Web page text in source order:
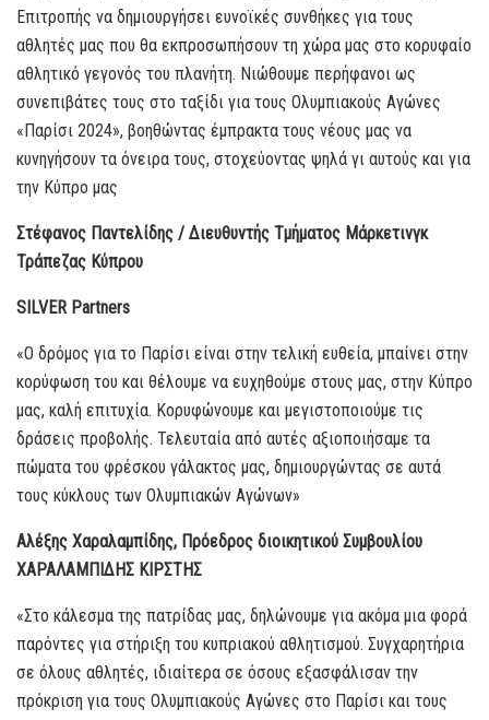
Επιτροπής να δημιουργήσει ευνοϊκές συνθήκες για τους
αθλητές μας που θα εκπροσωπήσουν τη χώρα μας στο κορυφαίο
αθλητικό γεγονός του πλανήτη. Νιώθουμε περήφανοι ως
συνεπιβάτες τους στο ταξίδι για τους Ολυμπιακούς Αγώνες
«Παρίσι 2024», βοηθώντας έμπρακτα τους νέους μας να
κυνηγήσουν τα όνειρα τους, στοχεύοντας ψηλά γι αυτούς και για
την Κύπρο μας
Στέφανος Παντελίδης / Διευθυντής Τμήματος Μάρκετινγκ
Τράπεζας Κύπρου
SILVER Partners
«Ο δρόμος για το Παρίσι είναι στην τελική ευθεία, μπαίνει στην
κορύφωση του και θέλουμε να ευχηθούμε στους μας, στην Κύπρο
μας, καλή επιτυχία. Κορυφώνουμε και μεγιστοποιούμε τις
δράσεις προβολής. Τελευταία από αυτές αξιοποιήσαμε τα
πώματα του φρέσκου γάλακτος μας, δημιουργώντας σε αυτά
τους κύκλους των Ολυμπιακών Αγώνων»
Αλέξης Χαραλαμπίδης, Πρόεδρος διοικητικού Συμβουλίου
ΧΑΡΑΛΑΜΠΙΔΗΣ ΚΙΡΣΤΗΣ
«Στο κάλεσμα της πατρίδας μας, δηλώνουμε για ακόμα μια φορά
παρόντες για στήριξη του κυπριακού αθλητισμού. Συγχαρητήρια
σε όλους αθλητές, ιδιαίτερα σε όσους εξασφάλισαν την
πρόκριση για τους Ολυμπιακούς Αγώνες στο Παρίσι και τους